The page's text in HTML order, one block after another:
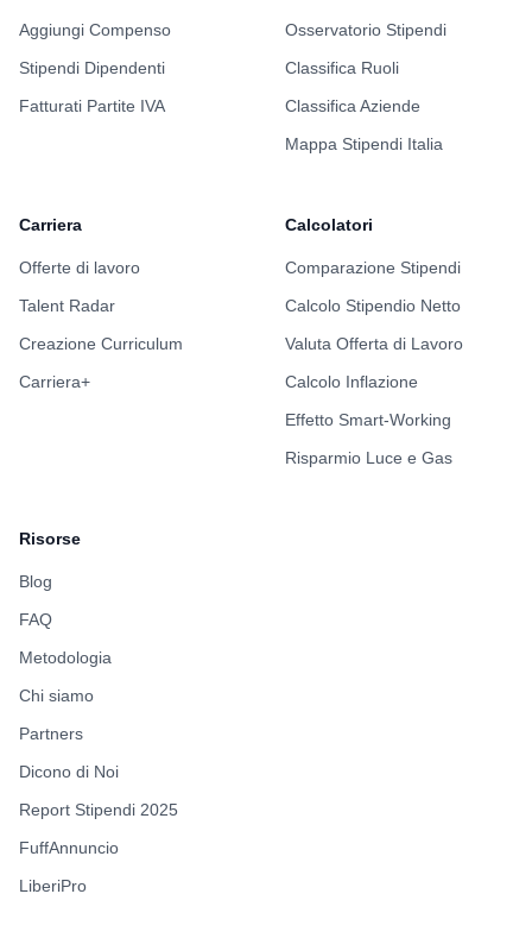
Aggiungi Compenso
Stipendi Dipendenti
Fatturati Partite IVA
Osservatorio Stipendi
Classifica Ruoli
Classifica Aziende
Mappa Stipendi Italia
Carriera
Offerte di lavoro
Talent Radar
Creazione Curriculum
Carriera+
Calcolatori
Comparazione Stipendi
Calcolo Stipendio Netto
Valuta Offerta di Lavoro
Calcolo Inflazione
Effetto Smart-Working
Risparmio Luce e Gas
Risorse
Blog
FAQ
Metodologia
Chi siamo
Partners
Dicono di Noi
Report Stipendi 2025
FuffAnnuncio
LiberiPro